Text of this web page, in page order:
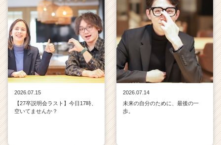
2026.07.15
【27卒説明会ラスト】今日17時、
空いてませんか？
2026.07.14
未来の自分のために、最後の一
歩。